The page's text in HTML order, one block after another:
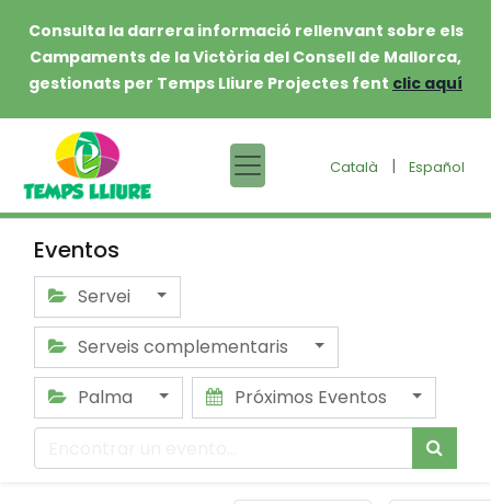
Consulta la darrera informació rellenvant sobre els
Campaments de la Victòria del Consell de Mallorca,
gestionats per Temps Lliure Projectes fent clic aquí
Català | Español
Eventos
Servei
Serveis complementaris
Palma
Próximos Eventos